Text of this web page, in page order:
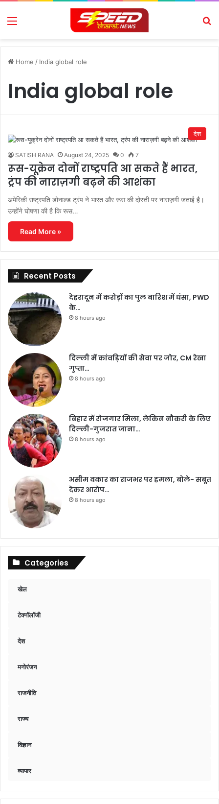
Menu
Home / India global role
India global role
देश
SATISH RANA August 24, 2025 0 7
रूस-यूक्रेन दोनों राष्ट्रपति आ सकते हैं भारत,
ट्रंप की नाराज़गी बढ़ने की आशंका
अमेरिकी राष्ट्रपति डोनाल्ड ट्रंप ने भारत और रूस की दोस्ती पर नाराज़गी जताई है।
उन्होंने घोषणा की है कि रूस…
Read More »
Recent Posts
देहरादून में करोड़ों का पुल बारिश में धंसा, PWD
के…
8 hours ago
दिल्ली में कांवड़ियों की सेवा पर जोर, CM रेखा
गुप्ता…
8 hours ago
बिहार में रोजगार मिला, लेकिन नौकरी के लिए
दिल्ली-गुजरात जाना…
8 hours ago
असीम वकार का राजभर पर हमला, बोले- सबूत
देकर आरोप…
8 hours ago
Categories
खेल
टेक्नॉलॉजी
देश
मनोरंजन
राजनीति
राज्य
विज्ञान
व्यापार